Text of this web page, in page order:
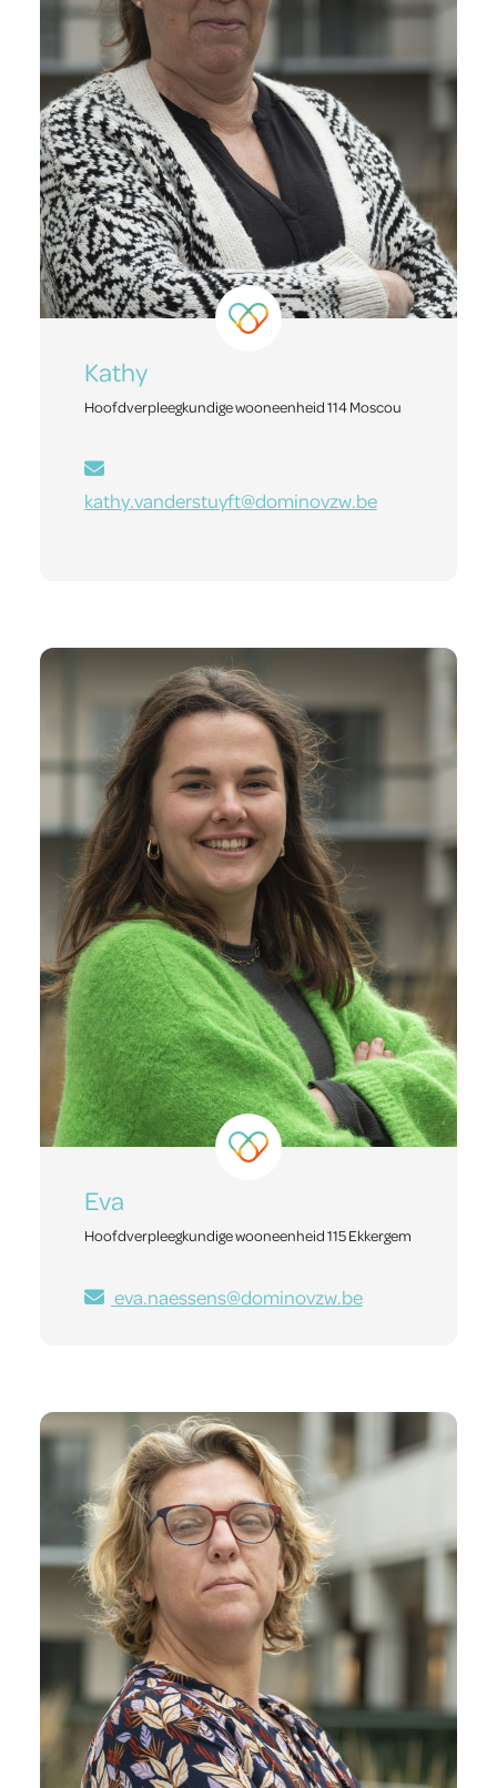
Kathy
Hoofdverpleegkundige wooneenheid 114 Moscou
kathy.vanderstuyft@dominovzw.be
Eva
Hoofdverpleegkundige wooneenheid 115 Ekkergem
eva.naessens@dominovzw.be